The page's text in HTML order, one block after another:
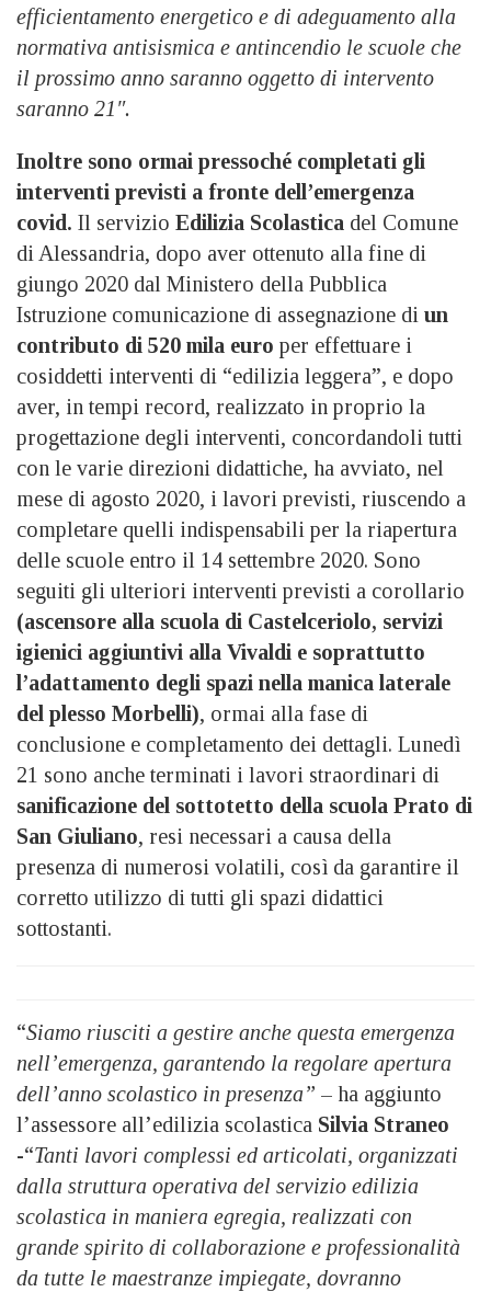
efficientamento energetico e di adeguamento alla
normativa antisismica e antincendio le scuole che
il prossimo anno saranno oggetto di intervento
saranno 21″.
Inoltre sono ormai pressoché completati gli
interventi previsti a fronte dell’emergenza
covid. Il servizio Edilizia Scolastica del Comune
di Alessandria, dopo aver ottenuto alla fine di
giungo 2020 dal Ministero della Pubblica
Istruzione comunicazione di assegnazione di un
contributo di 520 mila euro per effettuare i
cosiddetti interventi di “edilizia leggera”, e dopo
aver, in tempi record, realizzato in proprio la
progettazione degli interventi, concordandoli tutti
con le varie direzioni didattiche, ha avviato, nel
mese di agosto 2020, i lavori previsti, riuscendo a
completare quelli indispensabili per la riapertura
delle scuole entro il 14 settembre 2020. Sono
seguiti gli ulteriori interventi previsti a corollario
(ascensore alla scuola di Castelceriolo, servizi
igienici aggiuntivi alla Vivaldi e soprattutto
l’adattamento degli spazi nella manica laterale
del plesso Morbelli), ormai alla fase di
conclusione e completamento dei dettagli. Lunedì
21 sono anche terminati i lavori straordinari di
sanificazione del sottotetto della scuola Prato di
San Giuliano, resi necessari a causa della
presenza di numerosi volatili, così da garantire il
corretto utilizzo di tutti gli spazi didattici
sottostanti.
“Siamo riusciti a gestire anche questa emergenza
nell’emergenza, garantendo la regolare apertura
dell’anno scolastico in presenza” – ha aggiunto
l’assessore all’edilizia scolastica Silvia Straneo
-“Tanti lavori complessi ed articolati, organizzati
dalla struttura operativa del servizio edilizia
scolastica in maniera egregia, realizzati con
grande spirito di collaborazione e professionalità
da tutte le maestranze impiegate, dovranno